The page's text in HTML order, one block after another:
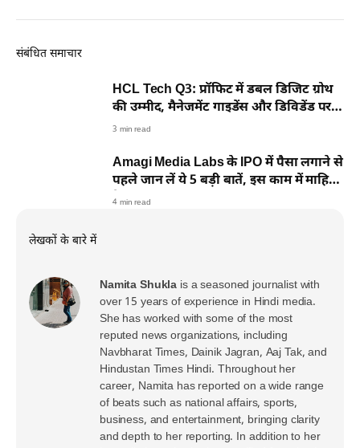
संबंधित समाचार
HCL Tech Q3: प्रॉफिट में डबल डिजिट ग्रोथ
की उम्मीद, मैनेजमेंट गाइडेंस और डिविडेंड पर
टिकी नजर
3 min read
Amagi Media Labs के IPO में पैसा लगाने से
पहले जान लें ये 5 बड़ी बातें, इस काम में माहिर
है कंपनी
4 min read
लेखकों के बारे में
Namita Shukla is a seasoned journalist with
over 15 years of experience in Hindi media.
She has worked with some of the most
reputed news organizations, including
Navbharat Times, Dainik Jagran, Aaj Tak, and
Hindustan Times Hindi. Throughout her
career, Namita has reported on a wide range
of beats such as national affairs, sports,
business, and entertainment, bringing clarity
and depth to her reporting. In addition to her